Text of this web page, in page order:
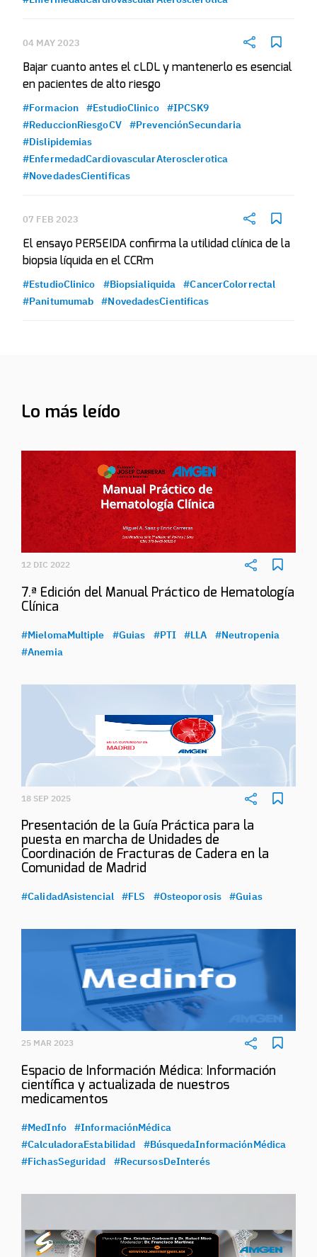
04 MAY 2023
Bajar cuanto antes el cLDL y mantenerlo es esencial
en pacientes de alto riesgo
#Formacion #EstudioClinico
#IPCSK9
#ReduccionRiesgoCV
#PrevenciónSecundaria
#Dislipidemias
#EnfermedadCardiovascularAterosclerotica
#NovedadesCientificas
07 FEB 2023
El ensayo PERSEIDA confirma la utilidad clínica de la
biopsia líquida en el CCRm
#EstudioClinico #Biopsialiquida
#CancerColorrectal
#Panitumumab
#NovedadesCientificas
Lo más leído
12 DIC 2022
7.ª Edición del Manual Práctico de Hematología
Clínica
#MielomaMultiple #Guias #PTI #LLA
#Neutropenia
#Anemia
18 SEP 2025
Presentación de la Guía Práctica para la
puesta en marcha de Unidades de
Coordinación de Fracturas de Cadera en la
Comunidad de Madrid
#CalidadAsistencial #FLS #Osteoporosis #Guias
25 MAR 2023
Espacio de Información Médica: Información
científica y actualizada de nuestros
medicamentos
#MedInfo
#InformaciónMédica
#CalculadoraEstabilidad
#BúsquedaInformaciónMédica
#FichasSeguridad
#RecursosDeInterés